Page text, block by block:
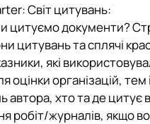
Світ цитувань:
документи?
цитувань та сплячі
які
оцінки організацій,
автора, хто та де
робіт/журналів, якщо